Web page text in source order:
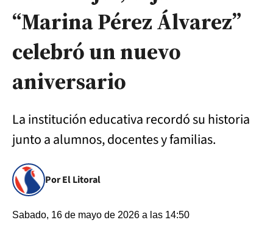
“Marina Pérez Álvarez”
celebró un nuevo
aniversario
La institución educativa recordó su historia
junto a alumnos, docentes y familias.
Por El Litoral
Sabado, 16 de mayo de 2026 a las 14:50